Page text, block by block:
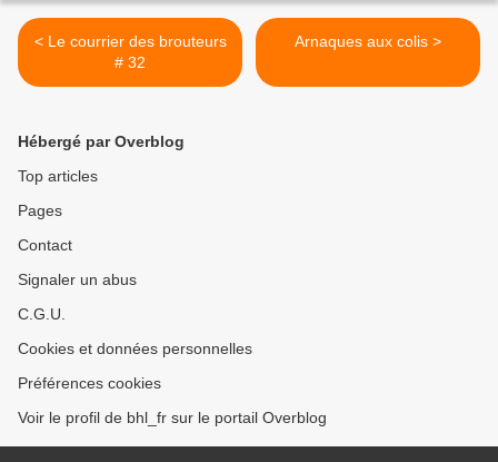
< Le courrier des brouteurs
# 32
Arnaques aux colis >
Hébergé par Overblog
Top articles
Pages
Contact
Signaler un abus
C.G.U.
Cookies et données personnelles
Préférences cookies
Voir le profil de bhl_fr sur le portail Overblog